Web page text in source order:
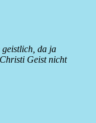
da ja
Geist nicht